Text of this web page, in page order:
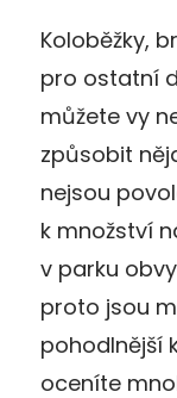
Koloběžky,
pro ostatní
můžete vy
způsobit
nejsou
k množství
v parku
proto jsou
pohodlnější
oceníte